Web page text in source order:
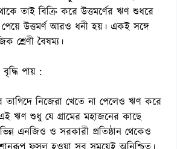
তাই বিক্রি করে উত্তমর্ণের ঋণ শুধরে
উত্তমর্ণ আরও ধনী হয়। একই সঙ্গে
শ্রেণী বৈষম্য।
পায় :
নিজেরা খেতে না পেলেও ঋণ করে
ঋণ শুধু যে গ্রামের মহাজনের কাছে
এনজিও ও সরকারী প্রতিষ্ঠান থেকেও